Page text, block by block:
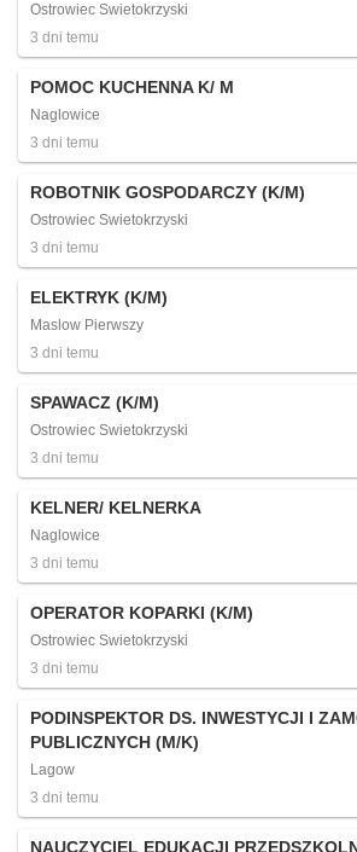
Ostrowiec Swietokrzyski
3 dni temu
POMOC KUCHENNA K/ M
Naglowice
3 dni temu
ROBOTNIK GOSPODARCZY (K/M)
Ostrowiec Swietokrzyski
3 dni temu
ELEKTRYK (K/M)
Maslow Pierwszy
3 dni temu
SPAWACZ (K/M)
Ostrowiec Swietokrzyski
3 dni temu
KELNER/ KELNERKA
Naglowice
3 dni temu
OPERATOR KOPARKI (K/M)
Ostrowiec Swietokrzyski
3 dni temu
PODINSPEKTOR DS. INWESTYCJI I
PUBLICZNYCH (M/K)
Lagow
3 dni temu
NAUCZYCIEL EDUKACJI